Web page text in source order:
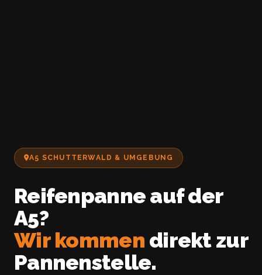
A5 SCHUTTERWALD & UMGEBUNG
Reifenpanne auf der
A5?
Wir kommen direkt zur
Pannenstelle.